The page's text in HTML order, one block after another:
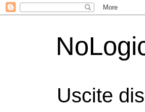
Uscite